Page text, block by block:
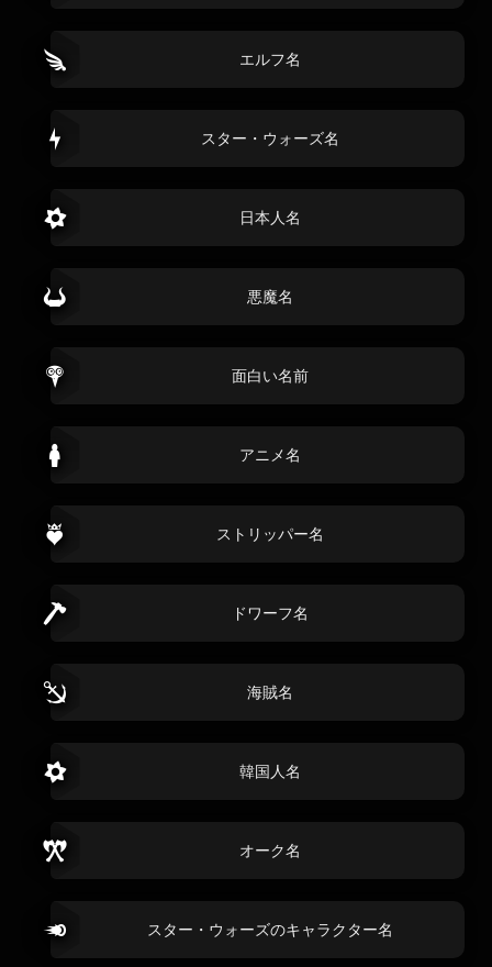
エルフ名
スター・ウォーズ名
日本人名
悪魔名
面白い名前
アニメ名
ストリッパー名
ドワーフ名
海賊名
韓国人名
オーク名
スター・ウォーズのキャラクター名